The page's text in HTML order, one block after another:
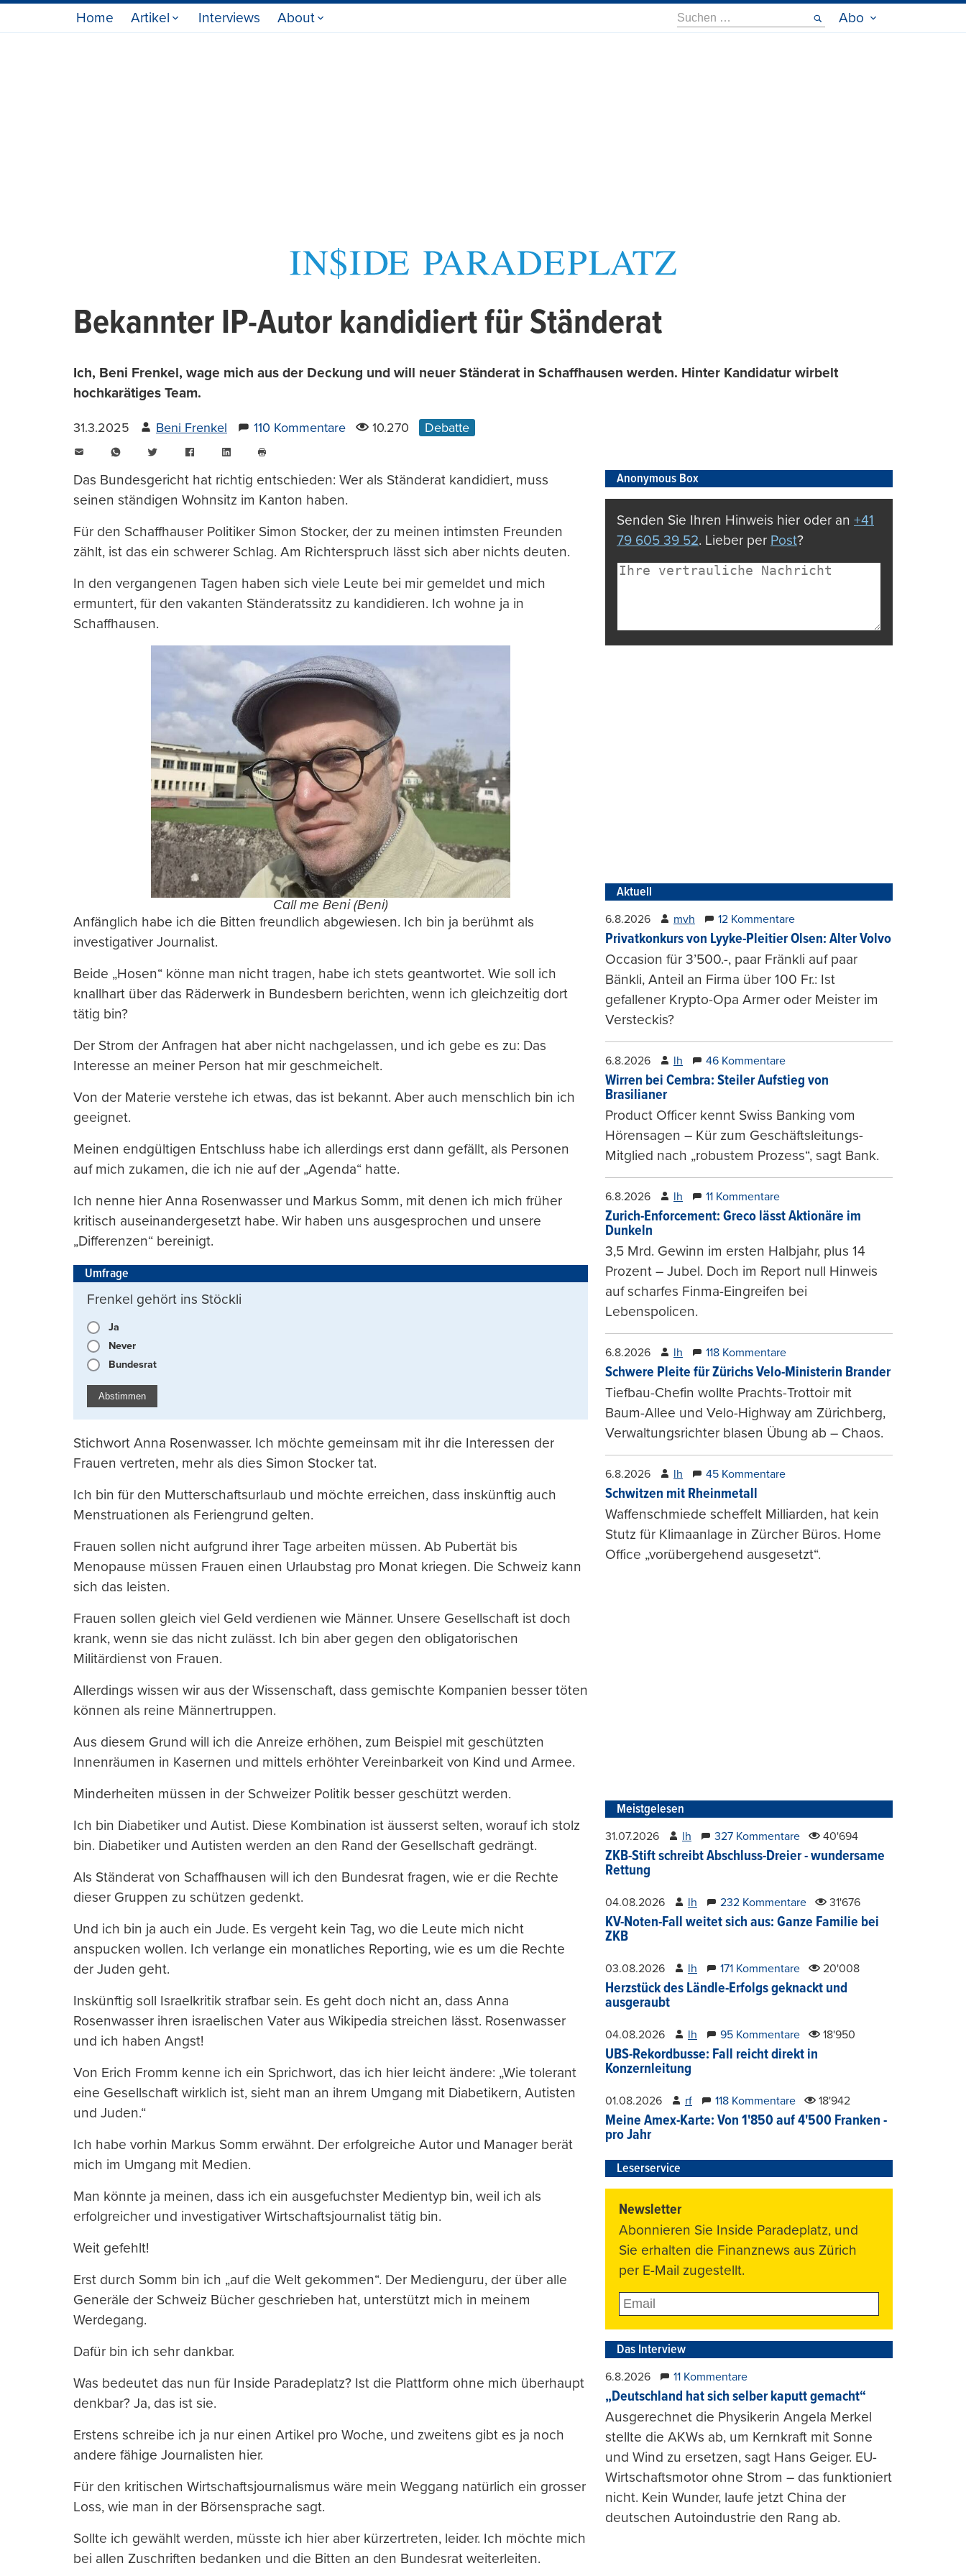
Home Artikel Interviews About
Suche
nach:
Abo
Bekannter IP-Autor kandidiert für Ständerat
Ich, Beni Frenkel, wage mich aus der Deckung und will neuer Ständerat in Schaffhausen werden. Hinter Kandidatur wirbelt
hochkarätiges Team.
31.3.2025 Beni Frenkel 110 Kommentare 10.270 Debatte
WhatsAppTwitter FacebookLinkedIn
drucken
Das Bundesgericht hat richtig entschieden: Wer als Ständerat kandidiert, muss
seinen ständigen Wohnsitz im Kanton haben.
Für den Schaffhauser Politiker Simon Stocker, der zu meinen intimsten Freunden
zählt, ist das ein schwerer Schlag. Am Richterspruch lässt sich aber nichts deuten.
In den vergangenen Tagen haben sich viele Leute bei mir gemeldet und mich
ermuntert, für den vakanten Ständeratssitz zu kandidieren. Ich wohne ja in
Schaffhausen.
Call me Beni (Beni)
Anfänglich habe ich die Bitten freundlich abgewiesen. Ich bin ja berühmt als
investigativer Journalist.
Beide „Hosen“ könne man nicht tragen, habe ich stets geantwortet. Wie soll ich
knallhart über das Räderwerk in Bundesbern berichten, wenn ich gleichzeitig dort
tätig bin?
Der Strom der Anfragen hat aber nicht nachgelassen, und ich gebe es zu: Das
Interesse an meiner Person hat mir geschmeichelt.
Von der Materie verstehe ich etwas, das ist bekannt. Aber auch menschlich bin ich
geeignet.
Meinen endgültigen Entschluss habe ich allerdings erst dann gefällt, als Personen
auf mich zukamen, die ich nie auf der „Agenda“ hatte.
Ich nenne hier Anna Rosenwasser und Markus Somm, mit denen ich mich früher
kritisch auseinandergesetzt habe. Wir haben uns ausgesprochen und unsere
„Differenzen“ bereinigt.
Umfrage
Frenkel gehört ins Stöckli
Ja
Never
Bundesrat
Abstimmen
Stichwort Anna Rosenwasser. Ich möchte gemeinsam mit ihr die Interessen der
Frauen vertreten, mehr als dies Simon Stocker tat.
Ich bin für den Mutterschaftsurlaub und möchte erreichen, dass inskünftig auch
Menstruationen als Feriengrund gelten.
Frauen sollen nicht aufgrund ihrer Tage arbeiten müssen. Ab Pubertät bis
Menopause müssen Frauen einen Urlaubstag pro Monat kriegen. Die Schweiz kann
sich das leisten.
Frauen sollen gleich viel Geld verdienen wie Männer. Unsere Gesellschaft ist doch
krank, wenn sie das nicht zulässt. Ich bin aber gegen den obligatorischen
Militärdienst von Frauen.
Allerdings wissen wir aus der Wissenschaft, dass gemischte Kompanien besser töten
können als reine Männertruppen.
Aus diesem Grund will ich die Anreize erhöhen, zum Beispiel mit geschützten
Innenräumen in Kasernen und mittels erhöhter Vereinbarkeit von Kind und Armee.
Minderheiten müssen in der Schweizer Politik besser geschützt werden.
Ich bin Diabetiker und Autist. Diese Kombination ist äusserst selten, worauf ich stolz
bin. Diabetiker und Autisten werden an den Rand der Gesellschaft gedrängt.
Als Ständerat von Schaffhausen will ich den Bundesrat fragen, wie er die Rechte
dieser Gruppen zu schützen gedenkt.
Und ich bin ja auch ein Jude. Es vergeht kein Tag, wo die Leute mich nicht
anspucken wollen. Ich verlange ein monatliches Reporting, wie es um die Rechte
der Juden geht.
Inskünftig soll Israelkritik strafbar sein. Es geht doch nicht an, dass Anna
Rosenwasser ihren israelischen Vater aus Wikipedia streichen lässt. Rosenwasser
und ich haben Angst!
Von Erich Fromm kenne ich ein Sprichwort, das ich hier leicht ändere: „Wie tolerant
eine Gesellschaft wirklich ist, sieht man an ihrem Umgang mit Diabetikern, Autisten
und Juden.“
Ich habe vorhin Markus Somm erwähnt. Der erfolgreiche Autor und Manager berät
mich im Umgang mit Medien.
Man könnte ja meinen, dass ich ein ausgefuchster Medientyp bin, weil ich als
erfolgreicher und investigativer Wirtschaftsjournalist tätig bin.
Weit gefehlt!
Erst durch Somm bin ich „auf die Welt gekommen“. Der Medienguru, der über alle
Generäle der Schweiz Bücher geschrieben hat, unterstützt mich in meinem
Werdegang.
Dafür bin ich sehr dankbar.
Was bedeutet das nun für Inside Paradeplatz? Ist die Plattform ohne mich überhaupt
denkbar? Ja, das ist sie.
Erstens schreibe ich ja nur einen Artikel pro Woche, und zweitens gibt es ja noch
andere fähige Journalisten hier.
Für den kritischen Wirtschaftsjournalismus wäre mein Weggang natürlich ein grosser
Loss, wie man in der Börsensprache sagt.
Sollte ich gewählt werden, müsste ich hier aber kürzertreten, leider. Ich möchte mich
bei allen Zuschriften bedanken und die Bitten an den Bundesrat weiterleiten.
Anonymous Box
Senden Sie Ihren Hinweis hier oder an +41
79 605 39 52. Lieber per Post?
Aktuell
6.8.2026 mvh 12 Kommentare
Privatkonkurs von Lyyke-Pleitier Olsen: Alter Volvo
Occasion für 3’500.-, paar Fränkli auf paar
Bänkli, Anteil an Firma über 100 Fr.: Ist
gefallener Krypto-Opa Armer oder Meister im
Versteckis?
6.8.2026 lh 46 Kommentare
Wirren bei Cembra: Steiler Aufstieg von
Brasilianer
Product Officer kennt Swiss Banking vom
Hörensagen – Kür zum Geschäftsleitungs-
Mitglied nach „robustem Prozess“, sagt Bank.
6.8.2026 lh 11 Kommentare
Zurich-Enforcement: Greco lässt Aktionäre im
Dunkeln
3,5 Mrd. Gewinn im ersten Halbjahr, plus 14
Prozent – Jubel. Doch im Report null Hinweis
auf scharfes Finma-Eingreifen bei
Lebenspolicen.
6.8.2026 lh 118 Kommentare
Schwere Pleite für Zürichs Velo-Ministerin Brander
Tiefbau-Chefin wollte Prachts-Trottoir mit
Baum-Allee und Velo-Highway am Zürichberg,
Verwaltungsrichter blasen Übung ab – Chaos.
6.8.2026 lh 45 Kommentare
Schwitzen mit Rheinmetall
Waffenschmiede scheffelt Milliarden, hat kein
Stutz für Klimaanlage in Zürcher Büros. Home
Office „vorübergehend ausgesetzt“.
Meistgelesen
31.07.2026 lh 327 Kommentare 40'694
ZKB-Stift schreibt Abschluss-Dreier - wundersame
Rettung
04.08.2026 lh 232 Kommentare 31'676
KV-Noten-Fall weitet sich aus: Ganze Familie bei
ZKB
03.08.2026 lh 171 Kommentare 20'008
Herzstück des Ländle-Erfolgs geknackt und
ausgeraubt
04.08.2026 lh 95 Kommentare 18'950
UBS-Rekordbusse: Fall reicht direkt in
Konzernleitung
01.08.2026 rf 118 Kommentare 18'942
Meine Amex-Karte: Von 1'850 auf 4'500 Franken -
pro Jahr
Leserservice
Newsletter
Abonnieren Sie Inside Paradeplatz, und
Sie erhalten die Finanznews aus Zürich
per E-Mail zugestellt.
Das Interview
6.8.2026 11 Kommentare
„Deutschland hat sich selber kaputt gemacht“
Ausgerechnet die Physikerin Angela Merkel
stellte die AKWs ab, um Kernkraft mit Sonne
und Wind zu ersetzen, sagt Hans Geiger. EU-
Wirtschaftsmotor ohne Strom – das funktioniert
nicht. Kein Wunder, laufe jetzt China der
deutschen Autoindustrie den Rang ab.